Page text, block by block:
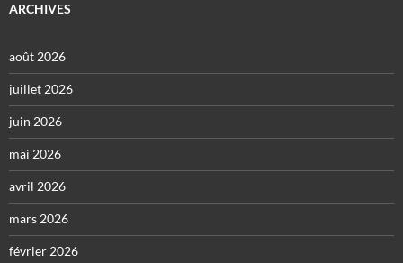
ARCHIVES
août 2026
juillet 2026
juin 2026
mai 2026
avril 2026
mars 2026
février 2026